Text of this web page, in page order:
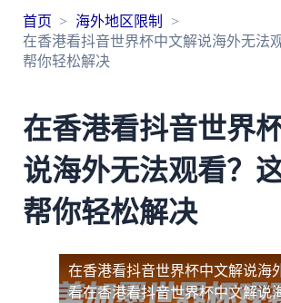
首页
海外地区限制
在香港看抖音世界杯中文解说海外无法
帮你轻松解决
在香港看抖音世界
说海外无法观看？
帮你轻松解决
在香港看抖音世界杯中文解说海
看在香港看抖音世界杯中文解说